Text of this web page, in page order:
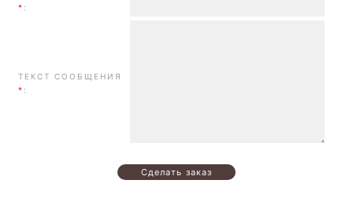
* :
ТЕКСТ СООБЩЕНИЯ
* :